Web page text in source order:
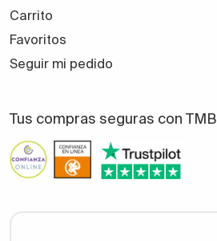
Carrito
Favoritos
Seguir mi pedido
Tus compras seguras con TMB